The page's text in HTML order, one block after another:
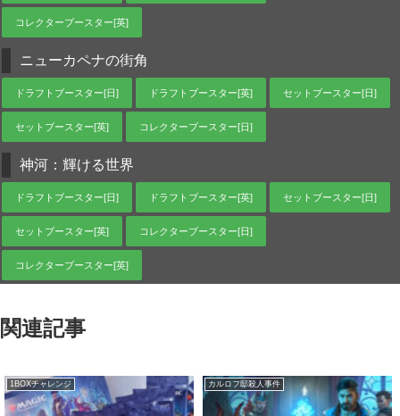
コレクターブースター[英]
ニューカペナの街角
ドラフトブースター[日] ドラフトブースター[英] セットブースター[日]
セットブースター[英] コレクターブースター[日]
神河：輝ける世界
ドラフトブースター[日] ドラフトブースター[英] セットブースター[日]
セットブースター[英] コレクターブースター[日]
コレクターブースター[英]
関連記事
1BOXチャレンジ カルロフ邸殺人事件